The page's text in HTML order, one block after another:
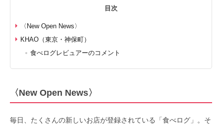
目次
〈New Open News〉
KHAO（東京・神保町）
食べログレビュアーのコメント
〈New Open News〉
毎日、たくさんの新しいお店が登録されている「食べログ」。そ